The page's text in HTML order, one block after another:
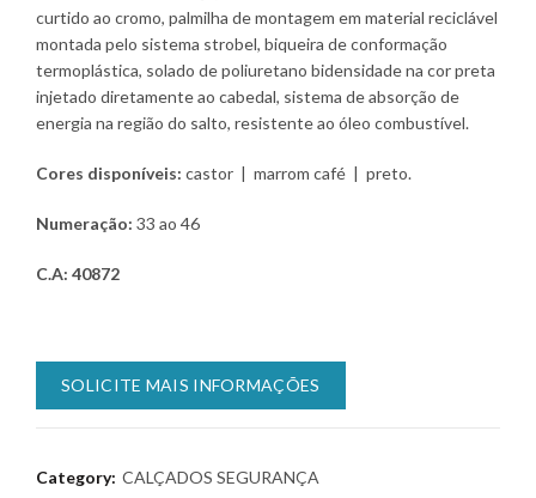
curtido ao cromo, palmilha de montagem em material reciclável
montada pelo sistema strobel, biqueira de conformação
termoplástica, solado de poliuretano bidensidade na cor preta
injetado diretamente ao cabedal, sistema de absorção de
energia na região do salto, resistente ao óleo combustível.
Cores disponíveis: castor | marrom café | preto.
Numeração: 33 ao 46
C.A: 40872
SOLICITE MAIS INFORMAÇÕES
Category: CALÇADOS SEGURANÇA